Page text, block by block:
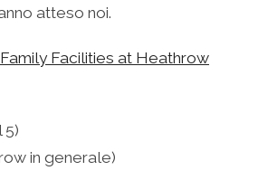
atteso noi.
Family Facilities at Heathrow
5)
in generale)